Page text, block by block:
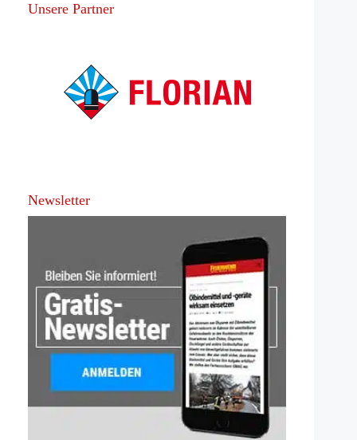
Unsere Partner
Newsletter